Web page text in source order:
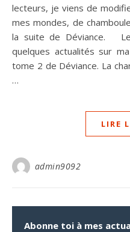
lecteurs, je viens de
mes mondes, de
la suite de Déviance.
quelques actualités sur
tome 2 de Déviance. La
…
LIRE
admin9092
Abonne toi à mes